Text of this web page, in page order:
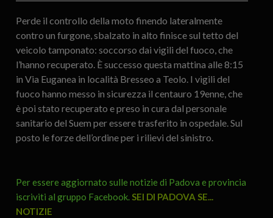
Perde il controllo della moto finendo lateralmente
contro un furgone, sbalzato in alto finisce sul tetto del
veicolo tamponato: soccorso dai vigili del fuoco, che
l’hanno recuperato. È successo questa mattina alle 8:15
in Via Euganea in località Bresseo a Teolo. I vigili del
fuoco hanno messo in sicurezza il centauro 19enne, che
è poi stato recuperato e preso in cura dal personale
sanitario del Suem per essere trasferito in ospedale. Sul
posto le forze dell’ordine per i rilievi del sinistro.
Per essere aggiornato sulle notizie di Padova e provincia
iscriviti al gruppo Facebook.SEI DI PADOVA SE...
NOTIZIE